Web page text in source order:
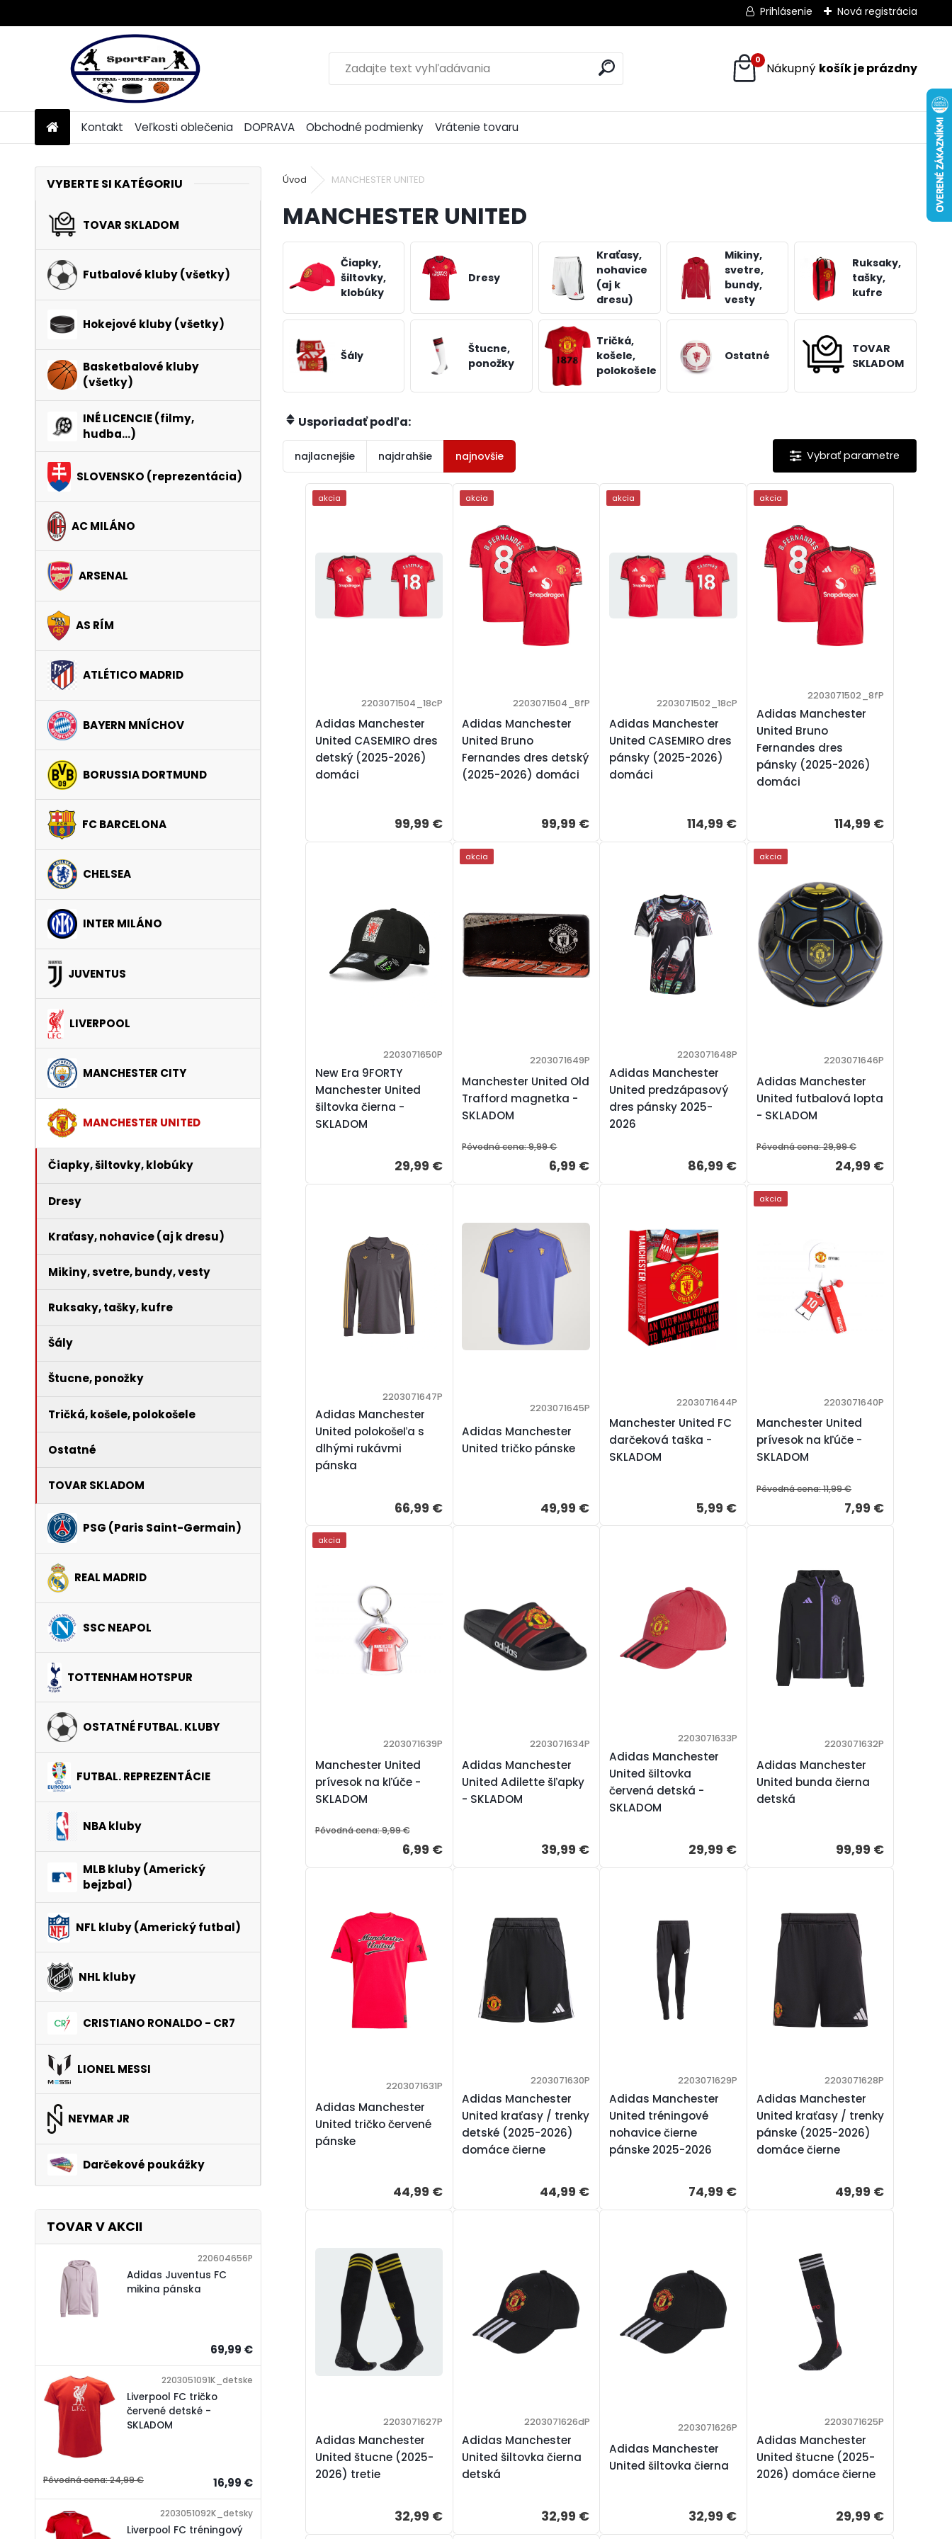
Prihlásenie Nová registrácia
Kontakt Veľkosti oblečenia DOPRAVA Obchodné podmienky Vrátenie tovaru
0
VYBERTE SI KATÉGORIU
TOVAR SKLADOM
Futbalové kluby (všetky)
Hokejové kluby (všetky)
Basketbalové kluby
(všetky)
INÉ LICENCIE (filmy,
hudba...)
SLOVENSKO (reprezentácia)
AC MILÁNO
ARSENAL
AS RÍM
ATLÉTICO MADRID
BAYERN MNÍCHOV
BORUSSIA DORTMUND
FC BARCELONA
CHELSEA
INTER MILÁNO
JUVENTUS
LIVERPOOL
MANCHESTER CITY
MANCHESTER UNITED
Čiapky, šiltovky, klobúky
Dresy
Kraťasy, nohavice (aj k dresu)
Mikiny, svetre, bundy, vesty
Ruksaky, tašky, kufre
Šály
Štucne, ponožky
Tričká, košele, polokošele
Ostatné
TOVAR SKLADOM
PSG (Paris Saint-Germain)
REAL MADRID
SSC NEAPOL
TOTTENHAM HOTSPUR
OSTATNÉ FUTBAL. KLUBY
FUTBAL. REPREZENTÁCIE
NBA kluby
MLB kluby (Americký
bejzbal)
NFL kluby (Americký futbal)
NHL kluby
CRISTIANO RONALDO - CR7
LIONEL MESSI
NEYMAR JR
Darčekové poukážky
TOVAR V AKCII
Adidas Juventus FC
mikina pánska
220604656P
69,99 €
Liverpool FC tričko
červené detské -
SKLADOM
2203051091K_detske
Pôvodná cena:24,99 € 16,99 €
Liverpool FC tréningový
2203051092K_detsky
Úvod MANCHESTER UNITED
MANCHESTER UNITED
Čiapky,
šiltovky,
klobúky
Dresy
Kraťasy,
nohavice
(aj k
dresu)
Mikiny,
svetre,
bundy,
vesty
Ruksaky,
tašky,
kufre
Šály
Štucne,
ponožky
Tričká,
košele,
polokošele
Ostatné
TOVAR
SKLADOM
Usporiadať podľa:
najlacnejšie najdrahšie najnovšie
Adidas Manchester
United CASEMIRO dres
detský (2025-2026)
domáci
2203071504_18cP
99,99 €
akcia
Adidas Manchester
United Bruno
Fernandes dres detský
(2025-2026) domáci
2203071504_8fP
99,99 €
akcia
Adidas Manchester
United CASEMIRO dres
pánsky (2025-2026)
domáci
2203071502_18cP
114,99 €
akcia
Adidas Manchester
United Bruno
Fernandes dres
pánsky (2025-2026)
domáci
2203071502_8fP
114,99 €
akcia
New Era 9FORTY
Manchester United
šiltovka čierna -
SKLADOM
2203071650P
29,99 €
Manchester United Old
Trafford magnetka -
SKLADOM
2203071649P
Pôvodná cena:9,99 €
6,99 €
akcia
Adidas Manchester
United predzápasový
dres pánsky 2025-
2026
2203071648P
86,99 €
Adidas Manchester
United futbalová lopta
- SKLADOM
2203071646P
Pôvodná cena:29,99 €
24,99 €
akcia
Adidas Manchester
United polokošeľa s
dlhými rukávmi
pánska
2203071647P
66,99 €
Adidas Manchester
United tričko pánske
2203071645P
49,99 €
Manchester United FC
darčeková taška -
SKLADOM
2203071644P
5,99 €
Manchester United
prívesok na kľúče -
SKLADOM
2203071640P
Pôvodná cena:11,99 €
7,99 €
akcia
Manchester United
prívesok na kľúče -
SKLADOM
2203071639P
Pôvodná cena:9,99 €
6,99 €
akcia
Adidas Manchester
United Adilette šľapky
- SKLADOM
2203071634P
39,99 €
Adidas Manchester
United šiltovka
červená detská -
SKLADOM
2203071633P
29,99 €
Adidas Manchester
United bunda čierna
detská
2203071632P
99,99 €
Adidas Manchester
United tričko červené
pánske
2203071631P
44,99 €
Adidas Manchester
United kraťasy / trenky
detské (2025-2026)
domáce čierne
2203071630P
44,99 €
Adidas Manchester
United tréningové
nohavice čierne
pánske 2025-2026
2203071629P
74,99 €
Adidas Manchester
United kraťasy / trenky
pánske (2025-2026)
domáce čierne
2203071628P
49,99 €
Adidas Manchester
United štucne (2025-
2026) tretie
2203071627P
32,99 €
Adidas Manchester
United šiltovka čierna
detská
2203071626dP
32,99 €
Adidas Manchester
United šiltovka čierna
2203071626P
32,99 €
Adidas Manchester
United štucne (2025-
2026) domáce čierne
2203071625P
29,99 €